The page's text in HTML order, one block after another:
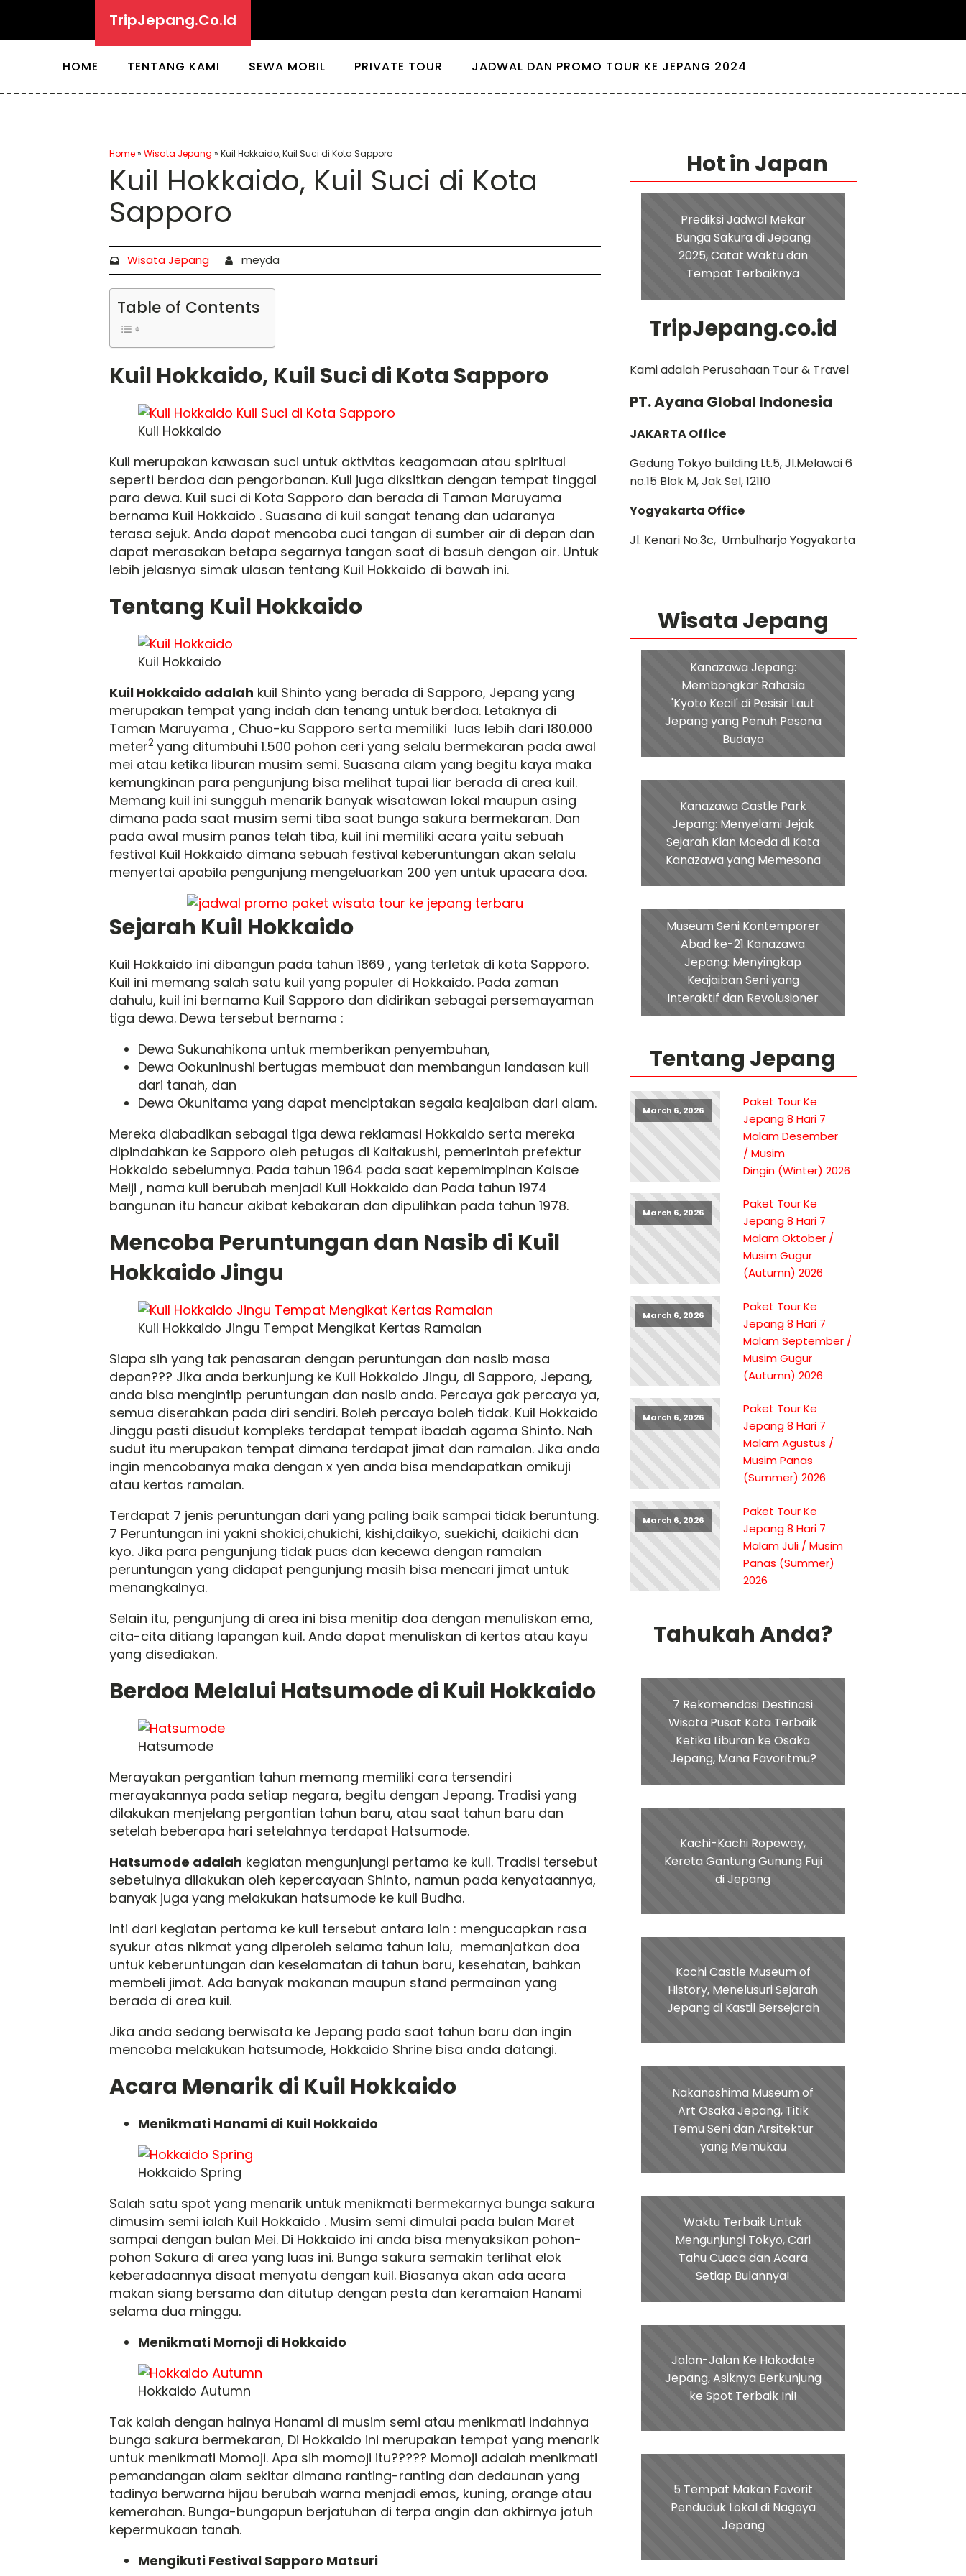
TripJepang.Co.Id
HOME TENTANG KAMI SEWA MOBIL PRIVATE TOUR JADWAL DAN PROMO TOUR KE JEPANG 2024
Home» Wisata Jepang » Kuil Hokkaido, Kuil Suci di Kota Sapporo
Kuil Hokkaido, Kuil Suci di Kota
Sapporo
Wisata Jepang meyda
Table of Contents
Kuil Hokkaido, Kuil Suci di Kota Sapporo
Kuil Hokkaido
Kuil merupakan kawasan suci untuk aktivitas keagamaan atau spiritual
seperti berdoa dan pengorbanan. Kuil juga diksitkan dengan tempat tinggal
para dewa. Kuil suci di Kota Sapporo dan berada di Taman Maruyama
bernama Kuil Hokkaido . Suasana di kuil sangat tenang dan udaranya
terasa sejuk. Anda dapat mencoba cuci tangan di sumber air di depan dan
dapat merasakan betapa segarnya tangan saat di basuh dengan air. Untuk
lebih jelasnya simak ulasan tentang Kuil Hokkaido di bawah ini.
Tentang Kuil Hokkaido
Kuil Hokkaido
Kuil Hokkaido adalah kuil Shinto yang berada di Sapporo, Jepang yang
merupakan tempat yang indah dan tenang untuk berdoa. Letaknya di
Taman Maruyama , Chuo-ku Sapporo serta memiliki luas lebih dari 180.000
meter2 yang ditumbuhi 1.500 pohon ceri yang selalu bermekaran pada awal
mei atau ketika liburan musim semi. Suasana alam yang begitu kaya maka
kemungkinan para pengunjung bisa melihat tupai liar berada di area kuil.
Memang kuil ini sungguh menarik banyak wisatawan lokal maupun asing
dimana pada saat musim semi tiba saat bunga sakura bermekaran. Dan
pada awal musim panas telah tiba, kuil ini memiliki acara yaitu sebuah
festival Kuil Hokkaido dimana sebuah festival keberuntungan akan selalu
menyertai apabila pengunjung mengeluarkan 200 yen untuk upacara doa.
Sejarah Kuil Hokkaido
Kuil Hokkaido ini dibangun pada tahun 1869 , yang terletak di kota Sapporo.
Kuil ini memang salah satu kuil yang populer di Hokkaido. Pada zaman
dahulu, kuil ini bernama Kuil Sapporo dan didirikan sebagai persemayaman
tiga dewa. Dewa tersebut bernama :
Dewa Sukunahikona untuk memberikan penyembuhan,
Dewa Ookuninushi bertugas membuat dan membangun landasan kuil
dari tanah, dan
Dewa Okunitama yang dapat menciptakan segala keajaiban dari alam.
Mereka diabadikan sebagai tiga dewa reklamasi Hokkaido serta mereka
dipindahkan ke Sapporo oleh petugas di Kaitakushi, pemerintah prefektur
Hokkaido sebelumnya. Pada tahun 1964 pada saat kepemimpinan Kaisae
Meiji , nama kuil berubah menjadi Kuil Hokkaido dan Pada tahun 1974
bangunan itu hancur akibat kebakaran dan dipulihkan pada tahun 1978.
Mencoba Peruntungan dan Nasib di Kuil
Hokkaido Jingu
Kuil Hokkaido Jingu Tempat Mengikat Kertas Ramalan
Siapa sih yang tak penasaran dengan peruntungan dan nasib masa
depan??? Jika anda berkunjung ke Kuil Hokkaido Jingu, di Sapporo, Jepang,
anda bisa mengintip peruntungan dan nasib anda. Percaya gak percaya ya,
semua diserahkan pada diri sendiri. Boleh percaya boleh tidak. Kuil Hokkaido
Jinggu pasti disudut kompleks terdapat tempat ibadah agama Shinto. Nah
sudut itu merupakan tempat dimana terdapat jimat dan ramalan. Jika anda
ingin mencobanya maka dengan x yen anda bisa mendapatkan omikuji
atau kertas ramalan.
Terdapat 7 jenis peruntungan dari yang paling baik sampai tidak beruntung.
7 Peruntungan ini yakni shokici,chukichi, kishi,daikyo, suekichi, daikichi dan
kyo. Jika para pengunjung tidak puas dan kecewa dengan ramalan
peruntungan yang didapat pengunjung masih bisa mencari jimat untuk
menangkalnya.
Selain itu, pengunjung di area ini bisa menitip doa dengan menuliskan ema,
cita-cita ditiang lapangan kuil. Anda dapat menuliskan di kertas atau kayu
yang disediakan.
Berdoa Melalui Hatsumode di Kuil Hokkaido
Hatsumode
Merayakan pergantian tahun memang memiliki cara tersendiri
merayakannya pada setiap negara, begitu dengan Jepang. Tradisi yang
dilakukan menjelang pergantian tahun baru, atau saat tahun baru dan
setelah beberapa hari setelahnya terdapat Hatsumode.
Hatsumode adalah kegiatan mengunjungi pertama ke kuil. Tradisi tersebut
sebetulnya dilakukan oleh kepercayaan Shinto, namun pada kenyataannya,
banyak juga yang melakukan hatsumode ke kuil Budha.
Inti dari kegiatan pertama ke kuil tersebut antara lain : mengucapkan rasa
syukur atas nikmat yang diperoleh selama tahun lalu, memanjatkan doa
untuk keberuntungan dan keselamatan di tahun baru, kesehatan, bahkan
membeli jimat. Ada banyak makanan maupun stand permainan yang
berada di area kuil.
Jika anda sedang berwisata ke Jepang pada saat tahun baru dan ingin
mencoba melakukan hatsumode, Hokkaido Shrine bisa anda datangi.
Acara Menarik di Kuil Hokkaido
Menikmati Hanami di Kuil Hokkaido
Hokkaido Spring
Salah satu spot yang menarik untuk menikmati bermekarnya bunga sakura
dimusim semi ialah Kuil Hokkaido . Musim semi dimulai pada bulan Maret
sampai dengan bulan Mei. Di Hokkaido ini anda bisa menyaksikan pohon-
pohon Sakura di area yang luas ini. Bunga sakura semakin terlihat elok
keberadaannya disaat menyatu dengan kuil. Biasanya akan ada acara
makan siang bersama dan ditutup dengan pesta dan keramaian Hanami
selama dua minggu.
Menikmati Momoji di Hokkaido
Hokkaido Autumn
Tak kalah dengan halnya Hanami di musim semi atau menikmati indahnya
bunga sakura bermekaran, Di Hokkaido ini merupakan tempat yang menarik
untuk menikmati Momoji. Apa sih momoji itu????? Momoji adalah menikmati
pemandangan alam sekitar dimana ranting-ranting dan dedaunan yang
tadinya berwarna hijau berubah warna menjadi emas, kuning, orange atau
kemerahan. Bunga-bungapun berjatuhan di terpa angin dan akhirnya jatuh
kepermukaan tanah.
Mengikuti Festival Sapporo Matsuri
Hot in Japan
Prediksi Jadwal Mekar
Bunga Sakura di Jepang
2025, Catat Waktu dan
Tempat Terbaiknya
TripJepang.co.id
Kami adalah Perusahaan Tour & Travel
PT. Ayana Global Indonesia
JAKARTA Office
Gedung Tokyo building Lt.5, Jl.Melawai 6
no.15 Blok M, Jak Sel, 12110
Yogyakarta Office
Jl. Kenari No.3c, Umbulharjo Yogyakarta
Wisata Jepang
Kanazawa Jepang:
Membongkar Rahasia
'Kyoto Kecil' di Pesisir Laut
Jepang yang Penuh Pesona
Budaya
Kanazawa Castle Park
Jepang: Menyelami Jejak
Sejarah Klan Maeda di Kota
Kanazawa yang Memesona
Museum Seni Kontemporer
Abad ke-21 Kanazawa
Jepang: Menyingkap
Keajaiban Seni yang
Interaktif dan Revolusioner
Tentang Jepang
March 6, 2026
Paket Tour Ke
Jepang 8 Hari 7
Malam Desember
/ Musim
Dingin (Winter) 2026
March 6, 2026
Paket Tour Ke
Jepang 8 Hari 7
Malam Oktober /
Musim Gugur
(Autumn) 2026
March 6, 2026
Paket Tour Ke
Jepang 8 Hari 7
Malam September /
Musim Gugur
(Autumn) 2026
March 6, 2026
Paket Tour Ke
Jepang 8 Hari 7
Malam Agustus /
Musim Panas
(Summer) 2026
March 6, 2026
Paket Tour Ke
Jepang 8 Hari 7
Malam Juli / Musim
Panas (Summer)
2026
Tahukah Anda?
7 Rekomendasi Destinasi
Wisata Pusat Kota Terbaik
Ketika Liburan ke Osaka
Jepang, Mana Favoritmu?
Kachi-Kachi Ropeway,
Kereta Gantung Gunung Fuji
di Jepang
Kochi Castle Museum of
History, Menelusuri Sejarah
Jepang di Kastil Bersejarah
Nakanoshima Museum of
Art Osaka Jepang, Titik
Temu Seni dan Arsitektur
yang Memukau
Waktu Terbaik Untuk
Mengunjungi Tokyo, Cari
Tahu Cuaca dan Acara
Setiap Bulannya!
Jalan-Jalan Ke Hakodate
Jepang, Asiknya Berkunjung
ke Spot Terbaik Ini!
5 Tempat Makan Favorit
Penduduk Lokal di Nagoya
Jepang